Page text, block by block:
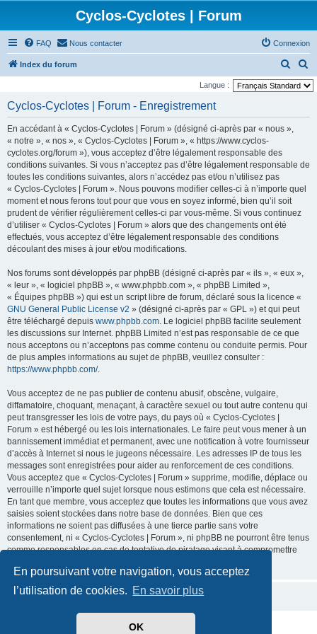
En poursuivant votre navigation, vous acceptez
l’utilisation de cookies. En savoir plus
OK
Cyclos-Cyclotes | Forum
FAQ Nous contacter Connexion
Index du forum
e
e
e
c
r
Langue :
Cyclos-Cyclotes | Forum - Enregistrement
En accédant à « Cyclos-Cyclotes | Forum » (désigné ci-après par « nous »,
« notre », « nos », « Cyclos-Cyclotes | Forum », « https://www.cyclos-
cyclotes.org/forum »), vous acceptez d’être légalement responsable des
conditions suivantes. Si vous n’acceptez pas d’être légalement responsable de
toutes les conditions suivantes, alors n’accédez pas et/ou n’utilisez pas
« Cyclos-Cyclotes | Forum ». Nous pouvons modifier celles-ci à n’importe quel
moment et nous ferons tout pour que vous en soyez informé, bien qu’il soit
prudent de vérifier régulièrement celles-ci par vous-même. Si vous continuez
d’utiliser « Cyclos-Cyclotes | Forum » alors que des changements ont été
effectués, vous acceptez d’être légalement responsable des conditions
découlant des mises à jour et/ou modifications.
Nos forums sont développés par phpBB (désigné ci-après par « ils », « eux »,
« leur », « logiciel phpBB », « www.phpbb.com », « phpBB Limited »,
« Équipes phpBB ») qui est un script libre de forum, déclaré sous la licence «
GNU General Public License v2 » (désigné ci-après par « GPL ») et qui peut
être téléchargé depuis www.phpbb.com. Le logiciel phpBB facilite seulement
les discussions sur Internet. phpBB Limited n’est pas responsable de ce que
nous acceptons ou n’acceptons pas comme contenu ou conduite permis. Pour
de plus amples informations au sujet de phpBB, veuillez consulter :
https://www.phpbb.com/.
Vous acceptez de ne pas publier de contenu abusif, obscène, vulgaire,
diffamatoire, choquant, menaçant, à caractère sexuel ou tout autre contenu qui
peut transgresser les lois de votre pays, du pays où « Cyclos-Cyclotes |
Forum » est hébergé ou les lois internationales. Le faire peut vous mener à un
bannissement immédiat et permanent, avec une notification à votre fournisseur
d’accès à Internet si nous le jugeons nécessaire. Les adresses IP de tous les
messages sont enregistrées pour aider au renforcement de ces conditions.
Vous acceptez que « Cyclos-Cyclotes | Forum » supprime, modifie, déplace ou
verrouille n’importe quel sujet lorsque nous estimons que cela est nécessaire.
En tant que membre, vous acceptez que toutes les informations que vous avez
saisies soient stockées dans notre base de données. Bien que ces
informations ne soient pas diffusées à une tierce partie sans votre
consentement, ni « Cyclos-Cyclotes | Forum », ni phpBB ne pourront être tenus
comme responsables en cas de tentative de piratage visant à compromettre
phpBB ® Forum Software © phpBB Limited